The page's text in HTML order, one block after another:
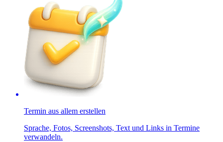
Termin aus allem erstellen
Sprache, Fotos, Screenshots, Text und Links in Termine
verwandeln.